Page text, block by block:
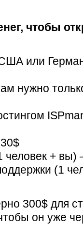
чтобы
или
нужно
человек +
(1
300$ для
он уже